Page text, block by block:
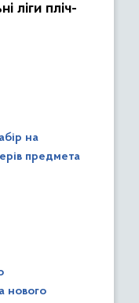
ліги пліч-
на
предмета
нового